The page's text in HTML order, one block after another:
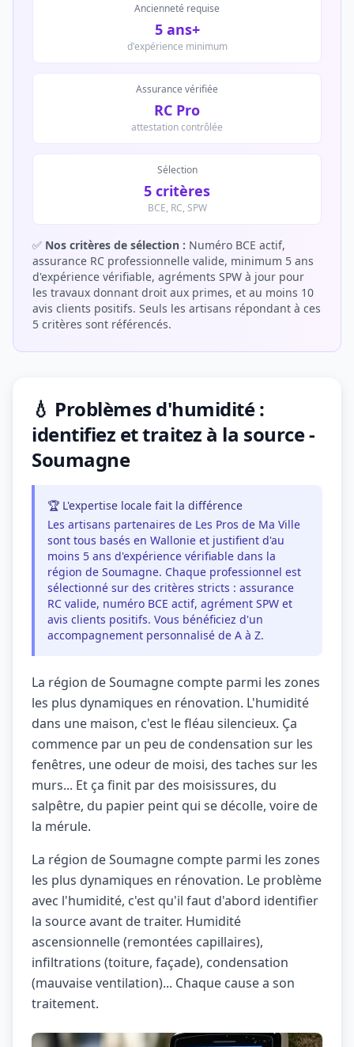
Ancienneté requise
5 ans+
d'expérience minimum
Assurance vérifiée
RC Pro
attestation contrôlée
Sélection
5 critères
BCE, RC, SPW
✅ Nos critères de sélection : Numéro BCE actif,
assurance RC professionnelle valide, minimum 5 ans
d'expérience vérifiable, agréments SPW à jour pour
les travaux donnant droit aux primes, et au moins 10
avis clients positifs. Seuls les artisans répondant à ces
5 critères sont référencés.
💧 Problèmes d'humidité :
identifiez et traitez à la source -
Soumagne
🏆 L'expertise locale fait la différence
Les artisans partenaires de Les Pros de Ma Ville
sont tous basés en Wallonie et justifient d'au
moins 5 ans d'expérience vérifiable dans la
région de Soumagne. Chaque professionnel est
sélectionné sur des critères stricts : assurance
RC valide, numéro BCE actif, agrément SPW et
avis clients positifs. Vous bénéficiez d'un
accompagnement personnalisé de A à Z.
La région de Soumagne compte parmi les zones
les plus dynamiques en rénovation. L'humidité
dans une maison, c'est le fléau silencieux. Ça
commence par un peu de condensation sur les
fenêtres, une odeur de moisi, des taches sur les
murs... Et ça finit par des moisissures, du
salpêtre, du papier peint qui se décolle, voire de
la mérule.
La région de Soumagne compte parmi les zones
les plus dynamiques en rénovation. Le problème
avec l'humidité, c'est qu'il faut d'abord identifier
la source avant de traiter. Humidité
ascensionnelle (remontées capillaires),
infiltrations (toiture, façade), condensation
(mauvaise ventilation)... Chaque cause a son
traitement.